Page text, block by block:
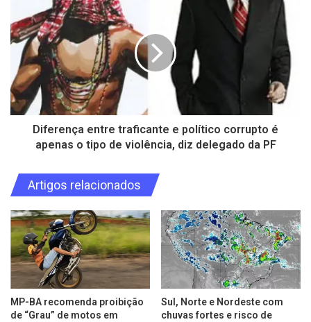
Diferença entre traficante e político corrupto é
apenas o tipo de violência, diz delegado da PF
Artigos relacionados
MP-BA recomenda proibição
de “Grau” de motos em
Sul, Norte e Nordeste com
chuvas fortes e risco de